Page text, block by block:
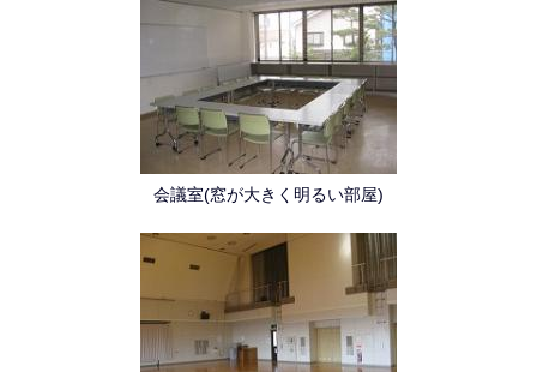
会議室(窓が大きく明るい部屋)